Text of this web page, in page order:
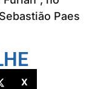
Paes
X